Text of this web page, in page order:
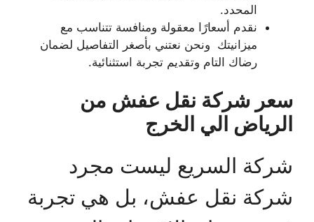
المحدد.
نقدم أسعارًا معقولة ومنافسة تتناسب مع
ميزانيتك ونحن نعتني بأصغر التفاصيل لضمان
رضاك التام وتقديم تجربة استثنائية.
سعر شركة نقل عفش من
الرياض الي الخرج
شركة السريع ليست مجرد
شركة نقل عفش، بل هي تجربة